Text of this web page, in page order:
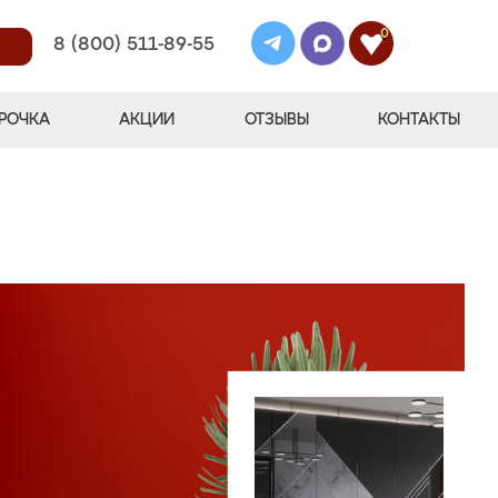
8 (800) 511-89-55
0
АКЦИИ ОТЗЫВЫ КОНТАКТЫ